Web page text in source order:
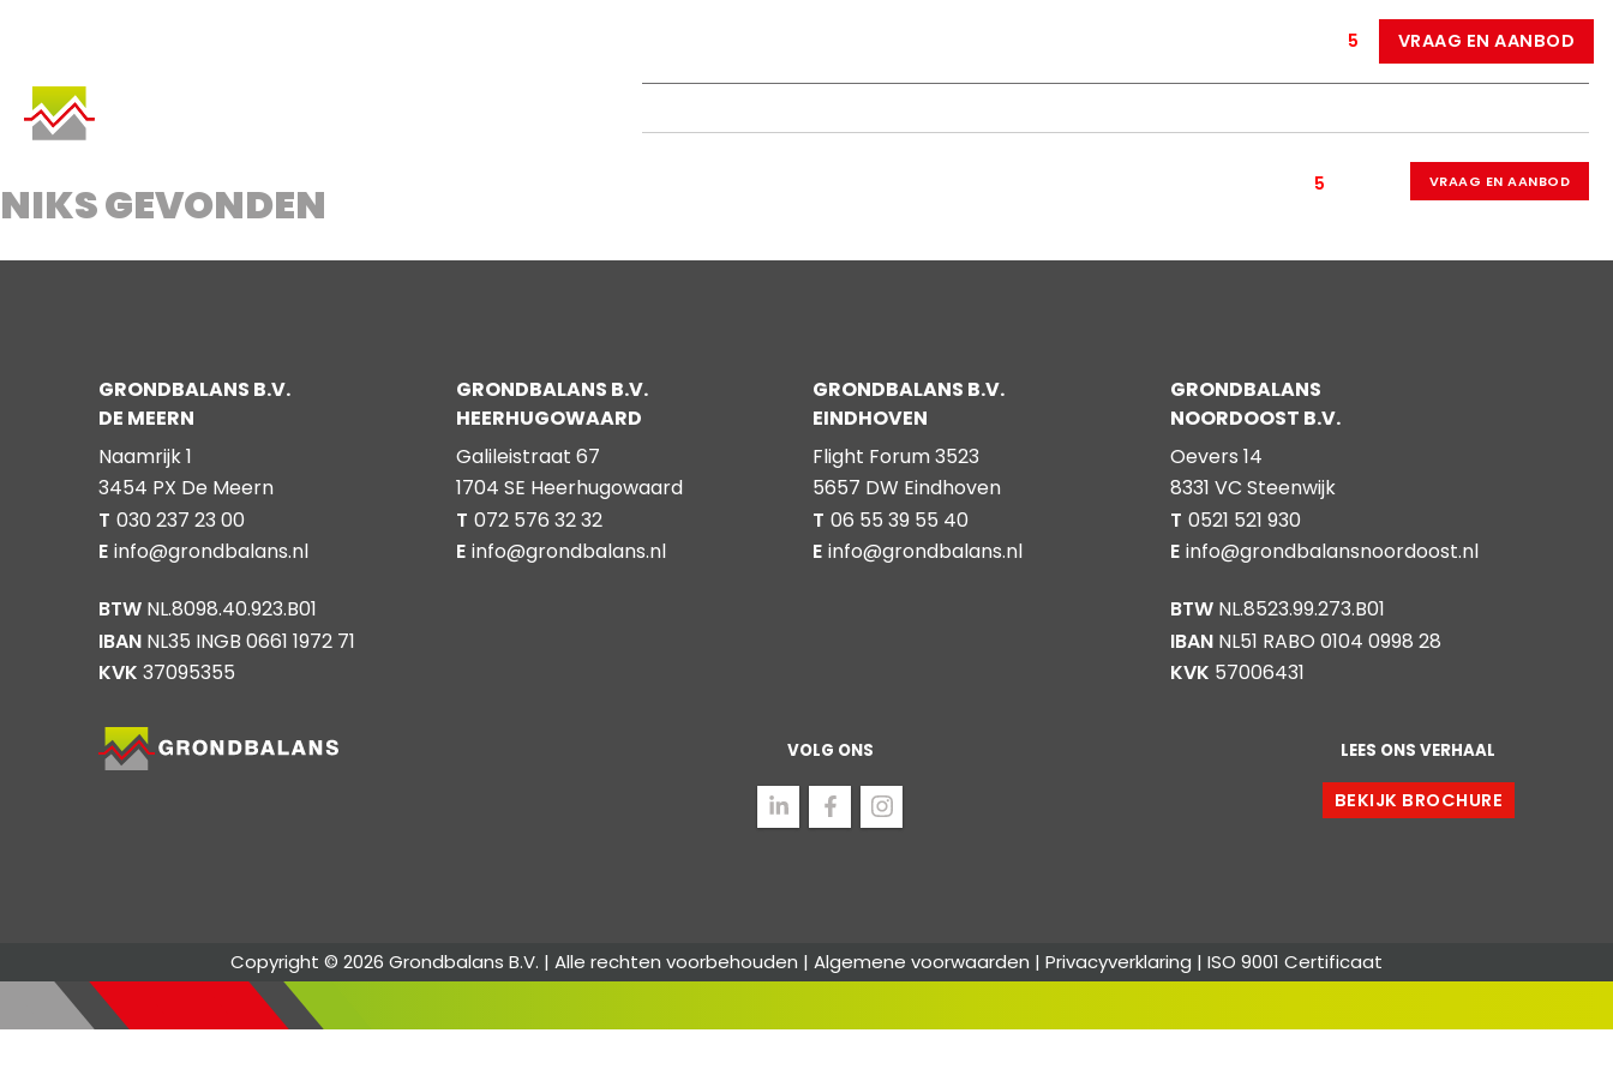
5 VRAAG EN AANBOD
SKIP
TO
CONTENT
VACATURES
5 VRAAG EN AANBOD
NIKS GEVONDEN
GRONDBALANS B.V.
DE MEERN
Naamrijk 1
3454 PX De Meern
T 030 237 23 00
E info@grondbalans.nl
BTW NL.8098.40.923.B01
IBAN NL35 INGB 0661 1972 71
KVK 37095355
GRONDBALANS B.V.
HEERHUGOWAARD
Galileistraat 67
1704 SE Heerhugowaard
T 072 576 32 32
E info@grondbalans.nl
GRONDBALANS B.V.
EINDHOVEN
Flight Forum 3523
5657 DW Eindhoven
T 06 55 39 55 40
E info@grondbalans.nl
GRONDBALANS
NOORDOOST B.V.
Oevers 14
8331 VC Steenwijk
T 0521 521 930
E info@grondbalansnoordoost.nl
BTW NL.8523.99.273.B01
IBAN NL51 RABO 0104 0998 28
KVK 57006431
VOLG ONS LEES ONS VERHAAL
BEKIJK BROCHURE
Copyright © 2026 Grondbalans B.V. | Alle rechten voorbehouden | Algemene voorwaarden | Privacyverklaring | ISO 9001 Certificaat